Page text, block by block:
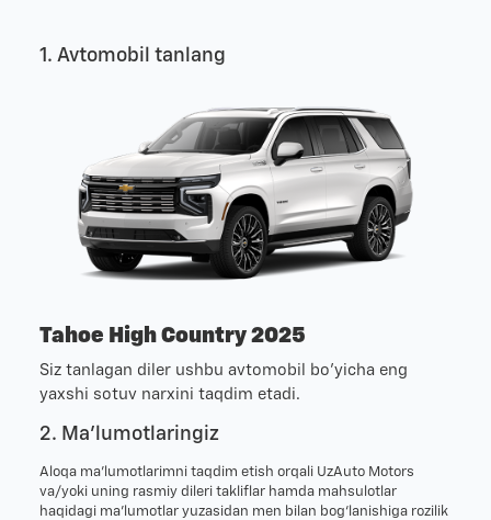
1. Avtomobil tanlang
Tahoe High Country 2025
Siz tanlagan diler ushbu avtomobil bo'yicha eng
yaxshi sotuv narxini taqdim etadi.
2. Ma'lumotlaringiz
Aloqa ma’lumotlarimni taqdim etish orqali UzAuto Motors
va/yoki uning rasmiy dileri takliflar hamda mahsulotlar
haqidagi ma’lumotlar yuzasidan men bilan bog‘lanishiga rozilik